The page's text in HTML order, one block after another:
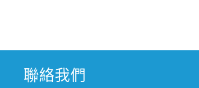
聯絡我們